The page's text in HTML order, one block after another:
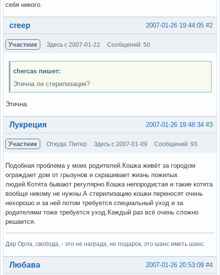
себя никого.
Вне форума #2
2007-01-26 19:44:05
creep
Участник Здесь с 2007-01-22 Сообщений: 50
chercas пишет:
Этична ли стерилизация?
Этична.
Вне форума #3
2007-01-26 19:48:34
Лукреция
Участник Откуда: Питер Здесь с 2007-01-09 Сообщений: 93
Подобная проблема у моих родителей.Кошка живёт за городом
ограждает дом от грызунов и скрашивает жизнь пожилых
людей.Котята бывают регулярно.Кошка непородистая и такие котята
вообще никому не нужны.А стерилизацию кошки переносят очень
нехорошо и за ней потом требуется специальный уход и за
родителями тоже требуется уход.Каждый раз всё очень сложно
решается.
Дар Орла, свобода, - это не награда, не подарок, это шанс иметь шанс.
Вне форума #4
2007-01-26 20:53:09
Любава